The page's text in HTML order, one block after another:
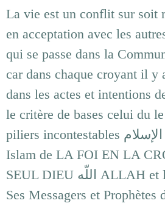
La vie est un conflit sur soit
en acceptation avec les
qui se passe dans la
car dans chaque croyant il y
dans les actes et intentions
le critère de bases celui du
piliers incontestables أركان الإسلام akran al
Islam de LA FOI EN LA
SEUL DIEU اللّه ALLAH et la venue de tous
Ses Messagers et Prophètes